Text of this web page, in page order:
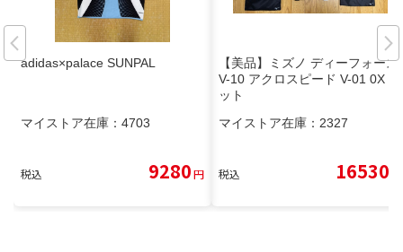
adidas×palace SUNPAL
マイストア在庫： 4703
税込 9280円
【美品】ミズノ ディーフォース
V-10 アクロスピード V-01 0X セ
ット
マイストア在庫： 2327
税込 16530